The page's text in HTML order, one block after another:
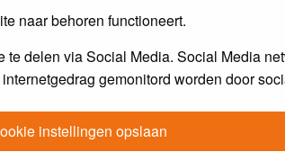
naar behoren functioneert.
delen via Social Media. Social Media
gemonitord worden door
instellingen opslaan
maandopdracht.